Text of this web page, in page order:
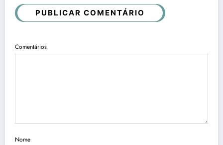
PUBLICAR COMENTÁRIO
Comentários
Nome